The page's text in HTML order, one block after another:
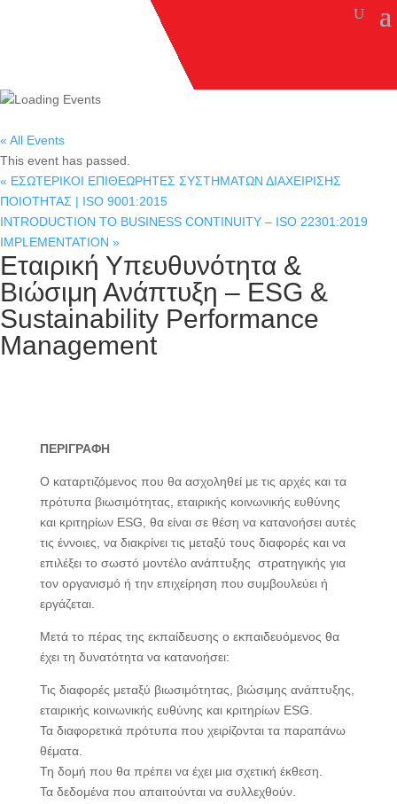
« All Events
This event has passed.
« ΕΣΩΤΕΡΙΚΟΙ ΕΠΙΘΕΩΡΗΤΕΣ ΣΥΣΤΗΜΑΤΩΝ ΔΙΑΧΕΙΡΙΣΗΣ
ΠΟΙΟΤΗΤΑΣ | ISO 9001:2015
INTRODUCTION TO BUSINESS CONTINUITY – ISO 22301:2019
IMPLEMENTATION »
Εταιρική Υπευθυνότητα &
Βιώσιμη Ανάπτυξη – ESG &
Sustainability Performance
Management
ΠΕΡΙΓΡΑΦΗ
Ο καταρτιζόμενος που θα ασχοληθεί με τις αρχές και τα
πρότυπα βιωσιμότητας, εταιρικής κοινωνικής ευθύνης
και κριτηρίων ESG, θα είναι σε θέση να κατανοήσει αυτές
τις έννοιες, να διακρίνει τις μεταξύ τους διαφορές και να
επιλέξει το σωστό μοντέλο ανάπτυξης στρατηγικής για
τον οργανισμό ή την επιχείρηση που συμβουλεύει ή
εργάζεται.
Μετά το πέρας της εκπαίδευσης ο εκπαιδευόμενος θα
έχει τη δυνατότητα να κατανοήσει:
Τις διαφορές μεταξύ βιωσιμότητας, βιώσιμης ανάπτυξης,
εταιρικής κοινωνικής ευθύνης και κριτηρίων ESG.
Τα διαφορετικά πρότυπα που χειρίζονται τα παραπάνω
θέματα.
Τη δομή που θα πρέπει να έχει μια σχετική έκθεση.
Τα δεδομένα που απαιτούνται να συλλεχθούν.